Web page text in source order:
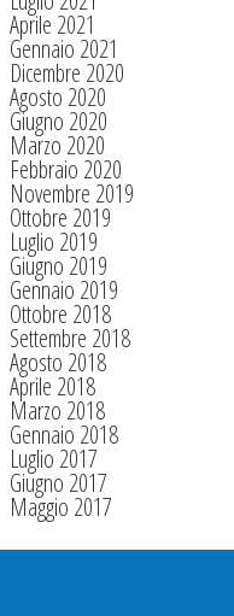
Aprile 2021
Gennaio 2021
Dicembre 2020
Agosto 2020
Giugno 2020
Marzo 2020
Febbraio 2020
Novembre 2019
Ottobre 2019
Luglio 2019
Giugno 2019
Gennaio 2019
Ottobre 2018
Settembre 2018
Agosto 2018
Aprile 2018
Marzo 2018
Gennaio 2018
Luglio 2017
Giugno 2017
Maggio 2017